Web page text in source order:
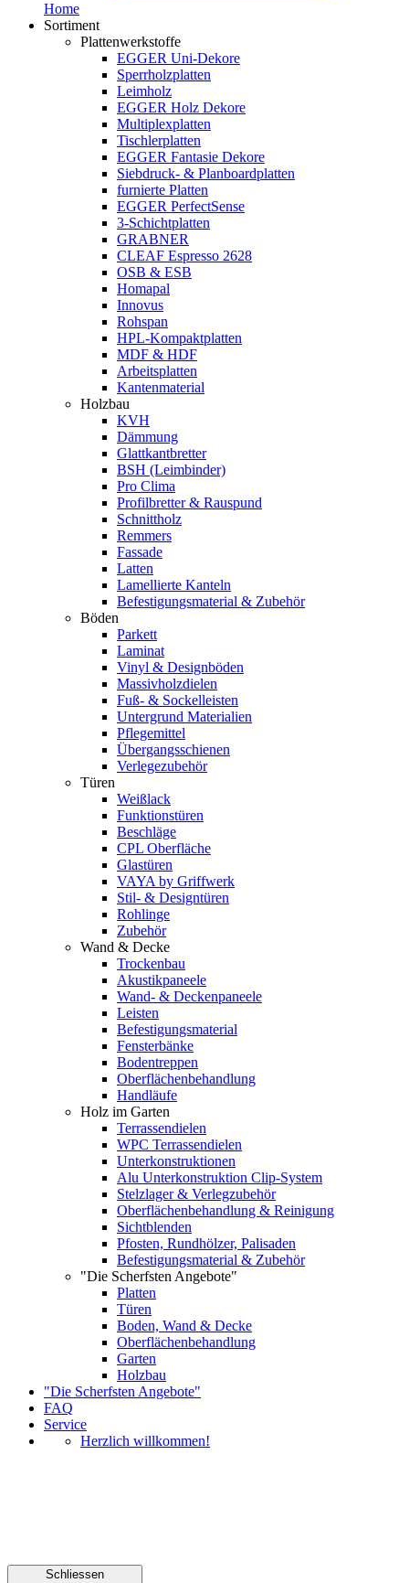
Home
Sortiment
Plattenwerkstoffe
EGGER Uni-Dekore
Sperrholzplatten
Leimholz
EGGER Holz Dekore
Multiplexplatten
Tischlerplatten
EGGER Fantasie Dekore
Siebdruck- & Planboardplatten
furnierte Platten
EGGER PerfectSense
3-Schichtplatten
GRABNER
CLEAF Espresso 2628
OSB & ESB
Homapal
Innovus
Rohspan
HPL-Kompaktplatten
MDF & HDF
Arbeitsplatten
Kantenmaterial
Holzbau
KVH
Dämmung
Glattkantbretter
BSH (Leimbinder)
Pro Clima
Profilbretter & Rauspund
Schnittholz
Remmers
Fassade
Latten
Lamellierte Kanteln
Befestigungsmaterial & Zubehör
Böden
Parkett
Laminat
Vinyl & Designböden
Massivholzdielen
Fuß- & Sockelleisten
Untergrund Materialien
Pflegemittel
Übergangsschienen
Verlegezubehör
Türen
Weißlack
Funktionstüren
Beschläge
CPL Oberfläche
Glastüren
VAYA by Griffwerk
Stil- & Designtüren
Rohlinge
Zubehör
Wand & Decke
Trockenbau
Akustikpaneele
Wand- & Deckenpaneele
Leisten
Befestigungsmaterial
Fensterbänke
Bodentreppen
Oberflächenbehandlung
Handläufe
Holz im Garten
Terrassendielen
WPC Terrassendielen
Unterkonstruktionen
Alu Unterkonstruktion Clip-System
Stelzlager & Verlegzubehör
Oberflächenbehandlung & Reinigung
Sichtblenden
Pfosten, Rundhölzer, Palisaden
Befestigungsmaterial & Zubehör
"Die Scherfsten Angebote"
Platten
Türen
Boden, Wand & Decke
Oberflächenbehandlung
Garten
Holzbau
"Die Scherfsten Angebote"
FAQ
Service
Herzlich willkommen!
Schliessen